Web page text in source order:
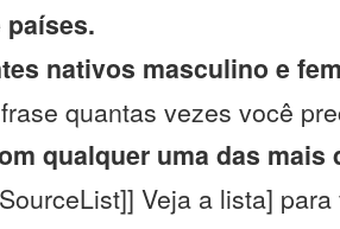
nativos masculino e
quantas vezes você
qualquer uma das mais
Veja a lista]